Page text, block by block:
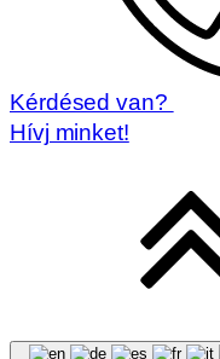
Kérdésed van?
Hívj minket!